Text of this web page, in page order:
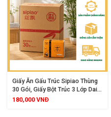
Giấy Ăn Gấu Trúc Sipiao Thùng
30 Gói, Giấy Bột Trúc 3 Lớp Dai
Mềm Không Tẩy Trắng An Toàn
180,000 VNĐ